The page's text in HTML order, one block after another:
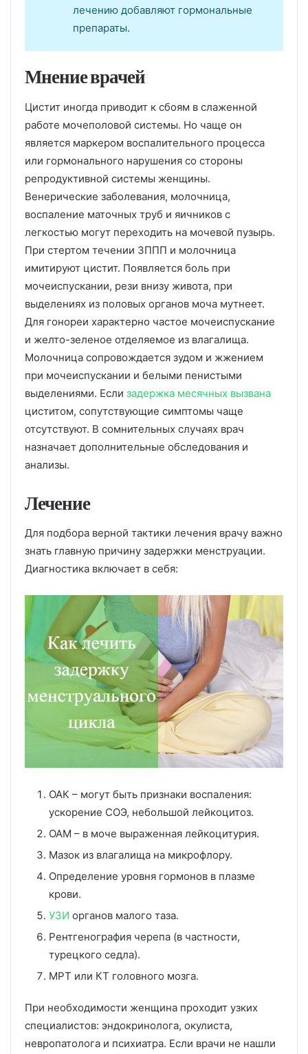
лечению добавляют гормональные
препараты.
Мнение врачей
Цистит иногда приводит к сбоям в слаженной
работе мочеполовой системы. Но чаще он
является маркером воспалительного процесса
или гормонального нарушения со стороны
репродуктивной системы женщины.
Венерические заболевания, молочница,
воспаление маточных труб и яичников с
легкостью могут переходить на мочевой пузырь.
При стертом течении ЗППП и молочница
имитируют цистит. Появляется боль при
мочеиспускании, рези внизу живота, при
выделениях из половых органов моча мутнеет.
Для гонореи характерно частое мочеиспускание
и желто-зеленое отделяемое из влагалища.
Молочница сопровождается зудом и жжением
при мочеиспускании и белыми пенистыми
выделениями. Если задержка месячных вызвана
циститом, сопутствующие симптомы чаще
отсутствуют. В сомнительных случаях врач
назначает дополнительные обследования и
анализы.
Лечение
Для подбора верной тактики лечения врачу важно
знать главную причину задержки менструации.
Диагностика включает в себя:
ОАК – могут быть признаки воспаления:
ускорение СОЭ, небольшой лейкоцитоз.
ОАМ – в моче выраженная лейкоцитурия.
Мазок из влагалища на микрофлору.
Определение уровня гормонов в плазме
крови.
УЗИ органов малого таза.
Рентгенография черепа (в частности,
турецкого седла).
МРТ или КТ головного мозга.
При необходимости женщина проходит узких
специалистов: эндокринолога, окулиста,
невропатолога и психиатра. Если врачи не нашли